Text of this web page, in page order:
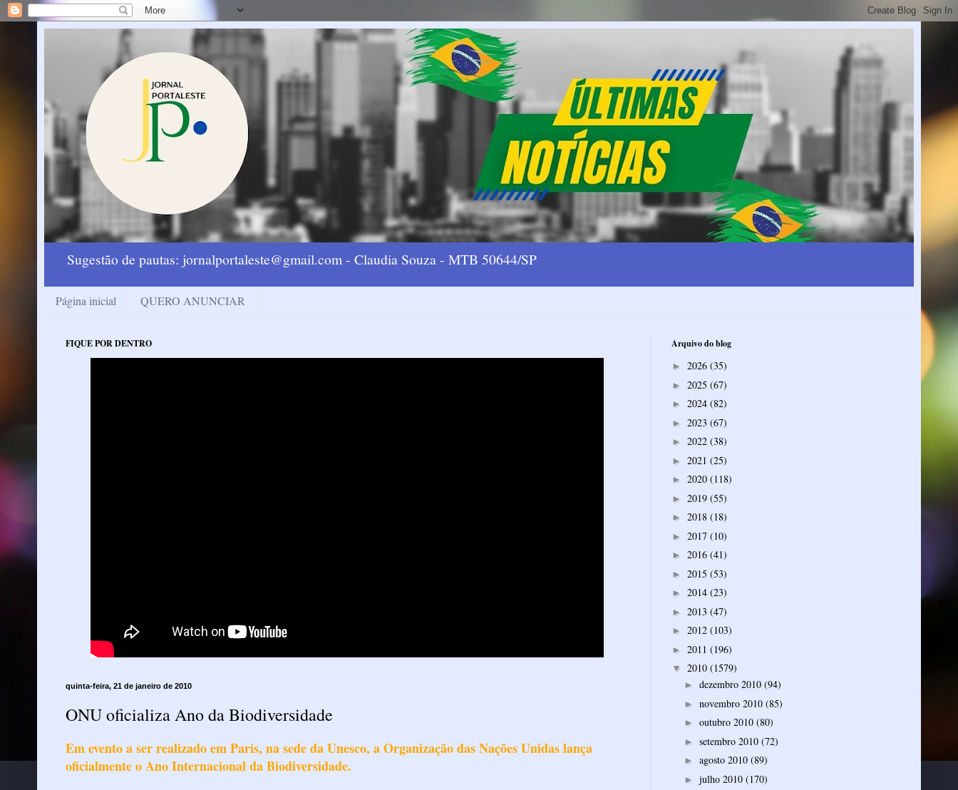
Sugestão de pautas: jornalportaleste@gmail.com - Claudia Souza - MTB 50644/SP
Página inicial QUERO ANUNCIAR
FIQUE POR DENTRO
quinta-feira, 21 de janeiro de 2010
ONU oficializa Ano da Biodiversidade
Em evento a ser realizado em Paris, na sede da Unesco, a Organização das Nações Unidas lança
oficialmente o Ano Internacional da Biodiversidade.
Arquivo do blog
► 2026 (35)
► 2025 (67)
► 2024 (82)
► 2023 (67)
► 2022 (38)
► 2021 (25)
► 2020 (118)
► 2019 (55)
► 2018 (18)
► 2017 (10)
► 2016 (41)
► 2015 (53)
► 2014 (23)
► 2013 (47)
► 2012 (103)
► 2011 (196)
▼ 2010 (1579)
► dezembro 2010 (94)
► novembro 2010 (85)
► outubro 2010 (80)
► setembro 2010 (72)
► agosto 2010 (89)
► julho 2010 (170)